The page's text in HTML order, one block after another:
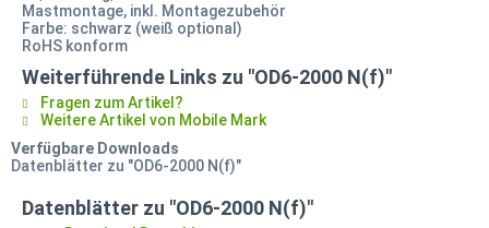
Mastmontage, inkl. Montagezubehör
Farbe: schwarz (weiß optional)
RoHS konform
Weiterführende Links zu "OD6-2000 N(f)"
Fragen zum Artikel?
Weitere Artikel von Mobile Mark
Verfügbare Downloads
Datenblätter zu "OD6-2000 N(f)"
Datenblätter zu "OD6-2000 N(f)"